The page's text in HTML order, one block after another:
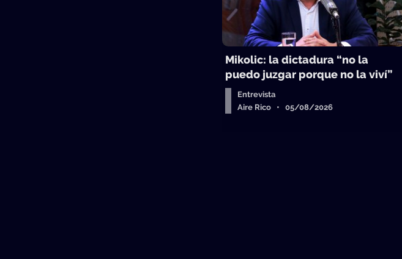
Mikolic: la dictadura “no la
puedo juzgar porque no la viví”
Entrevista
Aire Rico • 05/08/2026